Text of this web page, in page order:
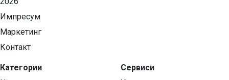
Импресум
Маркетинг
Контакт
Категории
Сервиси